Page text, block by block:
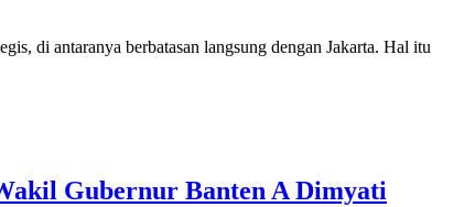
di antaranya berbatasan langsung dengan Jakarta. Hal itu
Gubernur Banten A Dimyati